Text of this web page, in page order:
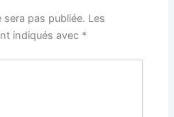
pas publiée. Les
indiqués avec *